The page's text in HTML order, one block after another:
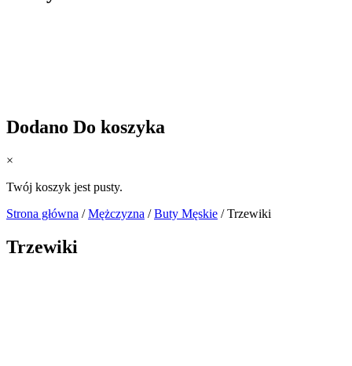
Dodano Do koszyka
×
Twój koszyk jest pusty.
Strona główna /Mężczyzna /Buty Męskie / Trzewiki
Trzewiki